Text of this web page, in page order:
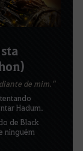
de mim."
Hadum.
de Black
ninguém